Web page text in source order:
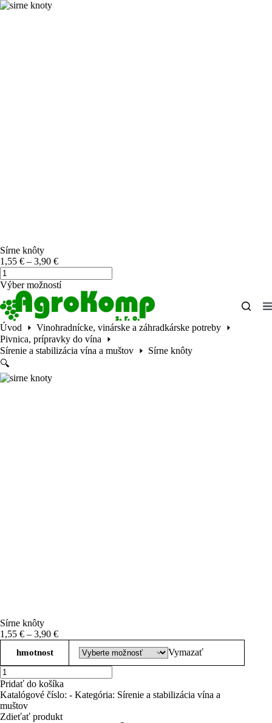
Skip
Sírne knôty
1,55 € – 3,90 €Price
1,55 €
through
3,90 €
množstvo
Sírne
knôty
Výber možnostíTento
produkt
má
variantov.
Možnosti
si
Úvod
Vinohradnícke, vinárske a záhradkárske potreby
Pivnica, prípravky do vína
Sírenie a stabilizácia vína a muštov
Sírne knôty
🔍
Sírne knôty
1,55 € – 3,90 €Price
through
3,90 €
hmotnost Vymazať
množstvo
Sírne
knôty
Pridať do košíka
Katalógové číslo: - Kategória: Sírenie a stabilizácia vína a
muštov
Zdieťať produkt